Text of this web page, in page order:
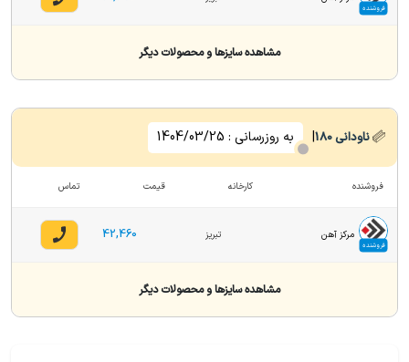
فروشنده
مشاهده سایزها و محصولات دیگر
ناودانی180
| به روزرسانی : 1404/03/25
فروشنده کارخانه قیمت تماس
فروشنده
مرکز آهن تبریز 42,460
مشاهده سایزها و محصولات دیگر